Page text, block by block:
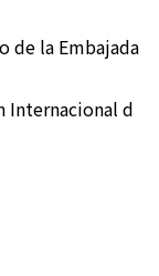
de la Embajada
Internacional d